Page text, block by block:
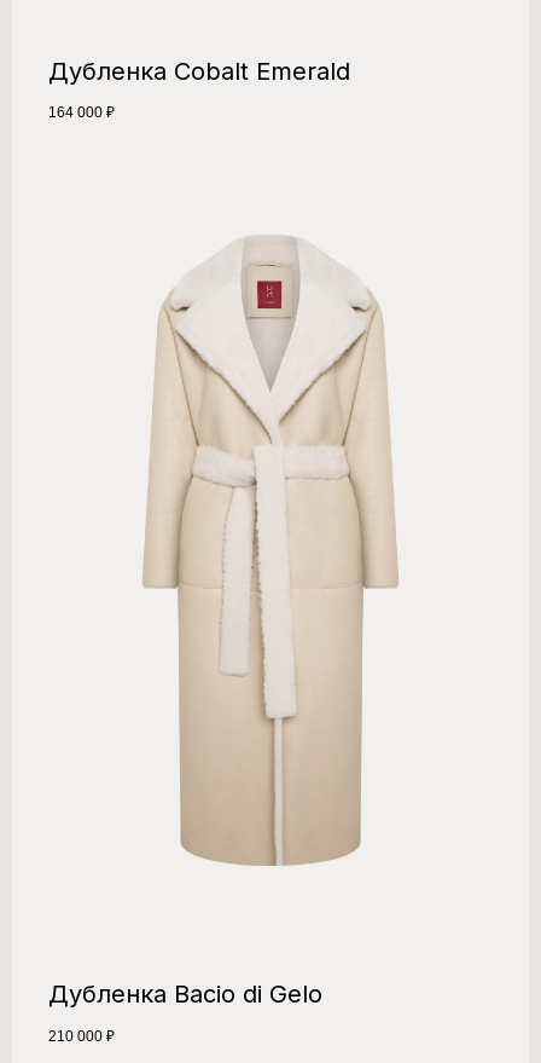
Дубленка Cobalt Emerald
164 000 ₽
Дубленка Bacio di Gelo
210 000 ₽